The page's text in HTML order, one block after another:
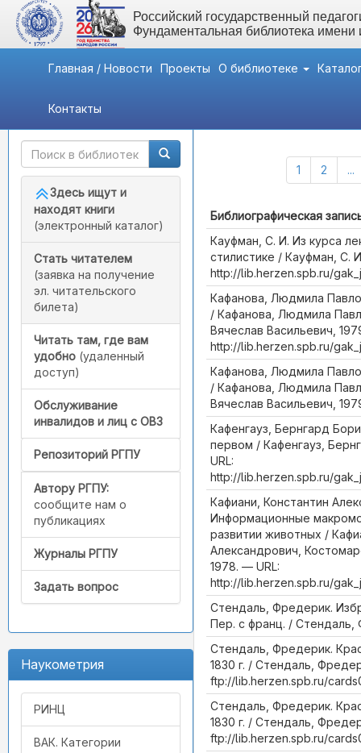
Российский государственный
Фундаментальная библиотека
Главная / Новости Проекты О библиотеке
Контакты
Быстрый доступ
Здесь ищут и
находят книги
(электронный каталог)
Стать читателем
(заявка на получение
эл. читательского
билета)
Читать там, где вам
удобно (удаленный
доступ)
Обслуживание
инвалидов и лиц с ОВЗ
Репозиторий РГПУ
Автору РГПУ:
сообщите нам о
публикациях
Журналы РГПУ
Задать вопрос
Наукометрия
РИНЦ
ВАК. Категории
1 2 ...
Библиографическая
Кауфман, С. И. Из курса
стилистике / Кауфман, С.
http://lib.herzen.spb.ru/
Кафанова, Людмила
/ Кафанова, Людмила
Вячеслав Васильевич,
http://lib.herzen.spb.ru/
Кафанова, Людмила
/ Кафанова, Людмила
Вячеслав Васильевич,
Кафенгауз, Бернгард
первом / Кафенгауз,
URL:
http://lib.herzen.spb.ru/
Кафиани, Константин
Информационные
развитии животных /
Александрович,
1978. — URL:
http://lib.herzen.spb.ru/
Стендаль, Фредерик.
Пер. с франц. / Стендаль,
Стендаль, Фредерик.
1830 г. / Стендаль,
ftp://lib.herzen.spb.ru/
Стендаль, Фредерик.
1830 г. / Стендаль,
ftp://lib.herzen.spb.ru/